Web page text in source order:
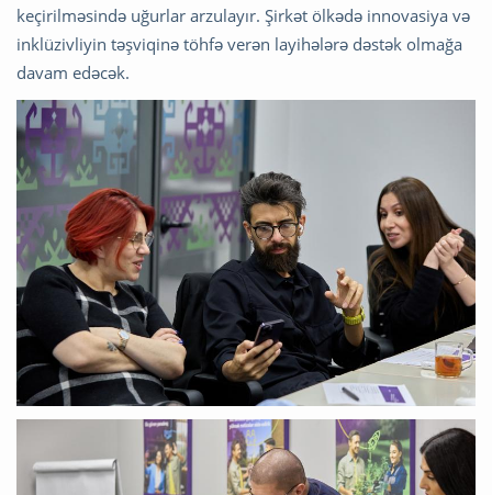
keçirilməsində uğurlar arzulayır. Şirkət ölkədə innovasiya və
inklüzivliyin təşviqinə töhfə verən layihələrə dəstək olmağa
davam edəcək.